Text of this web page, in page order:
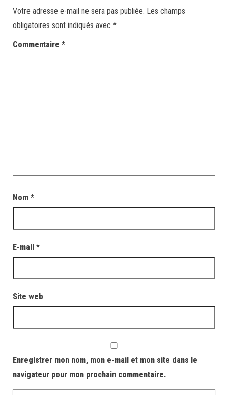
Votre adresse e-mail ne sera pas publiée. Les champs
obligatoires sont indiqués avec *
Commentaire *
Nom *
E-mail *
Site web
Enregistrer mon nom, mon e-mail et mon site dans le
navigateur pour mon prochain commentaire.